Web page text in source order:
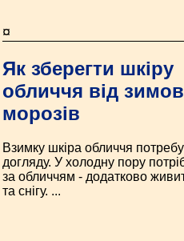
¤
Як зберегти шкіру
обличчя від
морозів
Взимку шкіра обличчя
догляду. У холодну пору
за обличчям - додатково
та снігу. ...